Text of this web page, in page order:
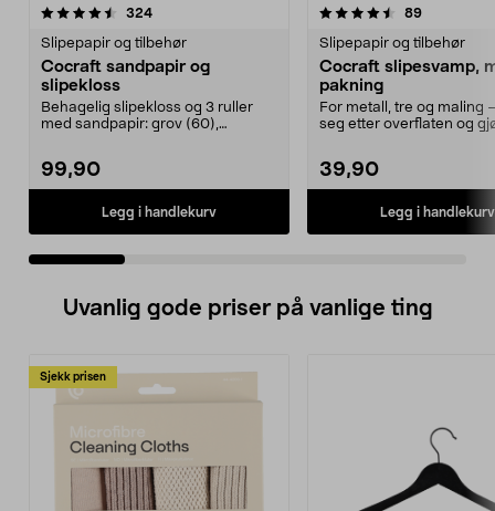
324anmeldelser
Slipepapir og tilbehør
Cocraft sandpapir og
slipekloss
Behagelig slipekloss og 3 ruller
med sandpapir: grov (60),
99,90
Legg i handlekurv
4.5 av 5 stjerner 89
Slipepapir og tilbehør
Cocraft slipesvamp,
pakning
For metall, tre og maling
seg etter overflaten og
39,90
Legg i handlekurv
5.0 av 5 stjerner
Uvanlig gode priser på vanlige ting
Sjekk prisen